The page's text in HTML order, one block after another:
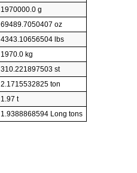
1970000.0 g
69489.7050407 oz
4343.10656504 lbs
1970.0 kg
310.221897503 st
2.1715532825 ton
1.97 t
1.9388868594 Long tons